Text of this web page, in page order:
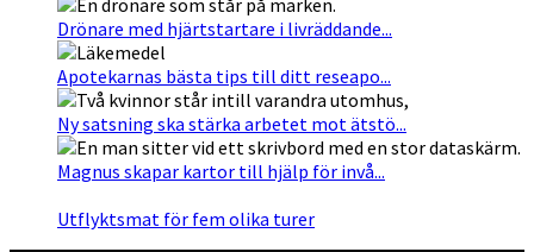
Drönare med hjärtstartare i livräddande...
Apotekarnas bästa tips till ditt reseapo...
Ny satsning ska stärka arbetet mot ätstö...
Magnus skapar kartor till hjälp för invå...
Utflyktsmat för fem olika turer